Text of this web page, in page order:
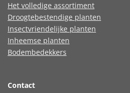
Het volledige assortiment
Droogtebestendige planten
Insectvriendelijke planten
Inheemse planten
Bodembedekkers
Contact